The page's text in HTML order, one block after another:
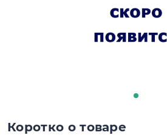
Коротко о товаре